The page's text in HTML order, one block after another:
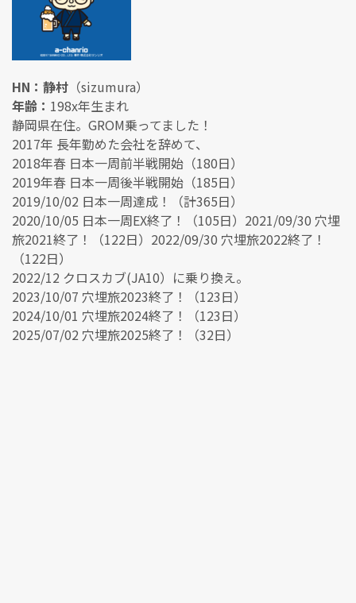
HN：静村 （sizumura）
年齢： 198x年生まれ
静岡県在住。GROM乗ってました！
2017年 長年勤めた会社を辞めて、
2018年春 日本一周前半戦開始（180日）
2019年春 日本一周後半戦開始（185日）
2019/10/02 日本一周達成！（計365日）
2020/10/05 日本一周EX終了！（105日）2021/09/30 穴埋
旅2021終了！（122日）2022/09/30 穴埋旅2022終了！
（122日）
2022/12 クロスカブ(JA10）に乗り換え。
2023/10/07 穴埋旅2023終了！（123日）
2024/10/01 穴埋旅2024終了！（123日）
2025/07/02 穴埋旅2025終了！（32日）